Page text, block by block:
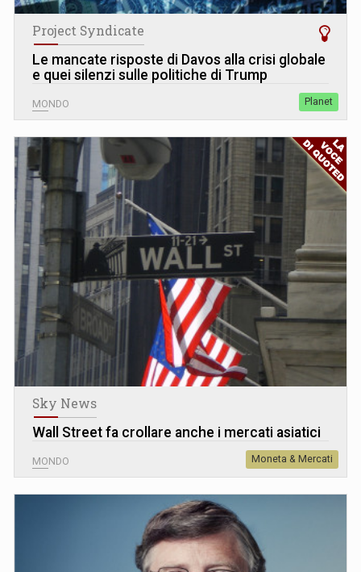
Project Syndicate
Le mancate risposte di Davos alla crisi globale
e quei silenzi sulle politiche di Trump
MONDO Planet
Sky News
Wall Street fa crollare anche i mercati asiatici
MONDO Moneta & Mercati